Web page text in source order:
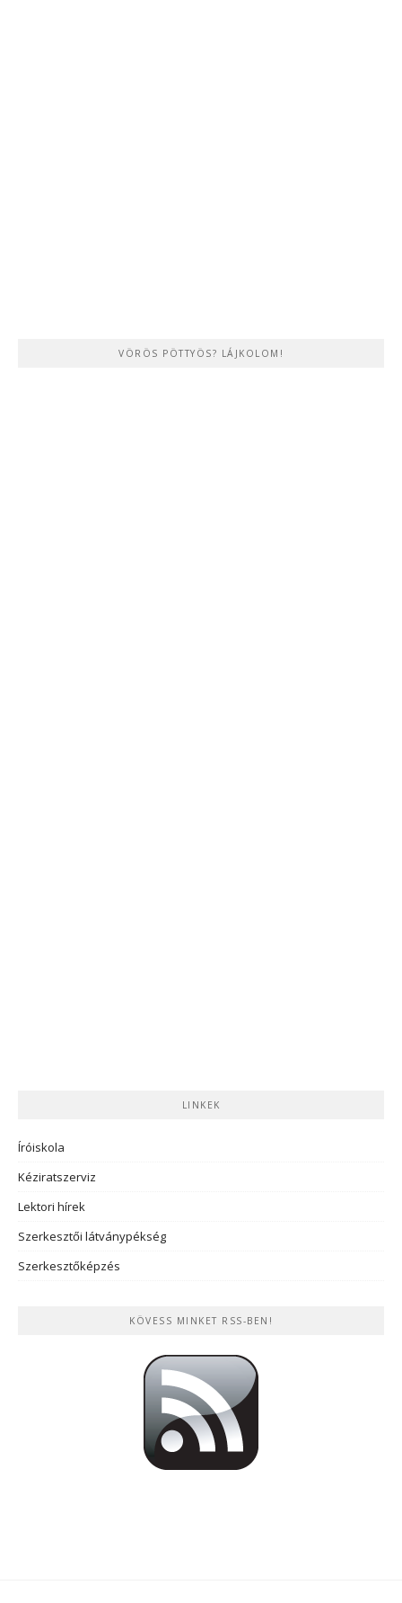
VÖRÖS PÖTTYÖS? LÁJKOLOM!
LINKEK
Íróiskola
Kéziratszerviz
Lektori hírek
Szerkesztői látványpékség
Szerkesztőképzés
KÖVESS MINKET RSS-BEN!